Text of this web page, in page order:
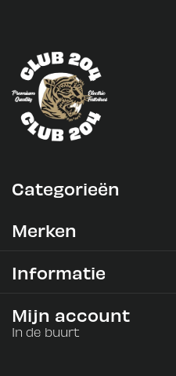
Categorieën
Merken
Informatie
Mijn account
In de buurt